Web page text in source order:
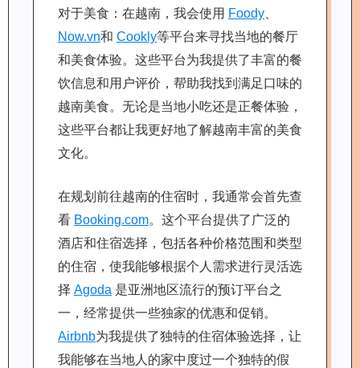
对于美食：在越南，我会使用 Foody
Now.vn和 Cookly等平台来寻找当地的餐厅
和美食体验。这些平台为我提供了丰富的餐
饮信息和用户评价，帮助我找到满足口味的
越南美食。无论是当地小吃还是正餐体验，
这些平台都让我更好地了解越南丰富的美食
文化。
在规划前往越南的住宿时，我通常会首先查
看 Booking.com。这个平台提供了广泛的
酒店和住宿选择，包括各种价格范围和类型
的住宿，使我能够根据个人需求进行灵活选
择 Agoda 是亚洲地区流行的预订平台之
一，经常提供一些独家的优惠和促销。
Airbnb为我提供了独特的住宿体验选择，让
我能够在当地人的家中度过一个独特的假